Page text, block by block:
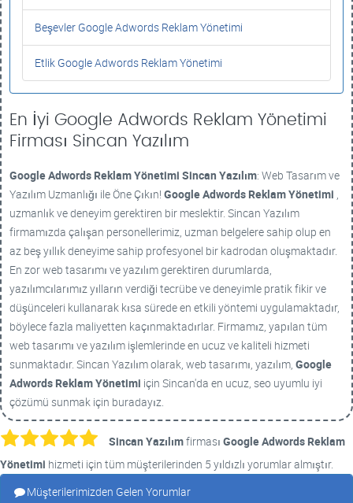
Beşevler Google Adwords Reklam Yönetimi
Etlik Google Adwords Reklam Yönetimi
En İyi Google Adwords Reklam Yönetimi
Firması Sincan Yazılım
Google Adwords Reklam Yönetimi Sincan Yazılım: Web Tasarım ve
Yazılım Uzmanlığı ile Öne Çıkın! Google Adwords Reklam Yönetimi ,
uzmanlık ve deneyim gerektiren bir meslektir. Sincan Yazılım
firmamızda çalışan personellerimiz, uzman belgelere sahip olup en
az beş yıllık deneyime sahip profesyonel bir kadrodan oluşmaktadır.
En zor web tasarımı ve yazılım gerektiren durumlarda,
yazılımcılarımız yılların verdiği tecrübe ve deneyimle pratik fikir ve
düşünceleri kullanarak kısa sürede en etkili yöntemi uygulamaktadır,
böylece fazla maliyetten kaçınmaktadırlar. Firmamız, yapılan tüm
web tasarımı ve yazılım işlemlerinde en ucuz ve kaliteli hizmeti
sunmaktadır. Sincan Yazılım olarak, web tasarımı, yazılım, Google
Adwords Reklam Yönetimi için Sincan'da en ucuz, seo uyumlu iyi
çözümü sunmak için buradayız.
Sincan Yazılımfirması Google Adwords Reklam
Yönetimi hizmeti için tüm müşterilerinden 5 yıldızlı yorumlar almıştır.
Müşterilerimizden Gelen Yorumlar